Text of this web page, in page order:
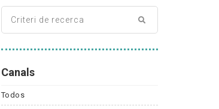
Canals
Todos